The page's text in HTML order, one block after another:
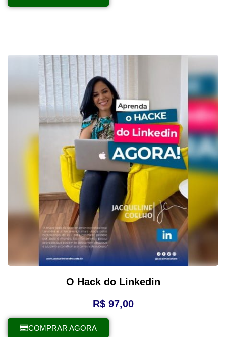
O Hack do Linkedin
R$97,00
COMPRAR AGORA